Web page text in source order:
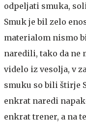
odpeljati smuka,
Smuk je bil zelo
materialom nismo
naredili, tako da ne
videlo iz vesolja, v
smuku so bili štirje
enkrat naredi
enkrat trener, a na